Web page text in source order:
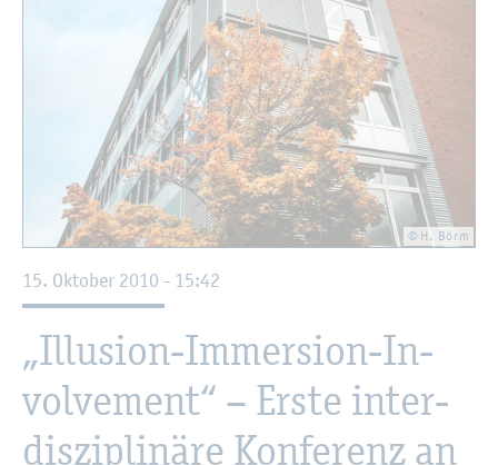
© H. Börm
15. Ok­to­ber 2010 - 15:42
„Il­lu­si­on-Im­mer­si­on-In­
vol­vement“ – Erste in­ter­
dis­zi­pli­nä­re Kon­fe­renz an